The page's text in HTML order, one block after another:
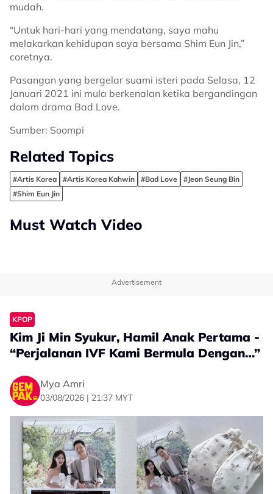
mudah.
“Untuk hari-hari yang mendatang, saya mahu
melakarkan kehidupan saya bersama Shim Eun Jin,”
coretnya.
Pasangan yang bergelar suami isteri pada Selasa, 12
Januari 2021 ini mula berkenalan ketika bergandingan
dalam drama Bad Love.
Sumber: Soompi
Related Topics
#Artis Korea #Artis Korea Kahwin #Bad Love
#Jeon Seung Bin
#Shim Eun Jin
Must Watch Video
Advertisement
KPOP
Kim Ji Min Syukur, Hamil Anak Pertama -
“Perjalanan IVF Kami Bermula Dengan…”
Mya Amri
03/08/2026 | 21:37 MYT